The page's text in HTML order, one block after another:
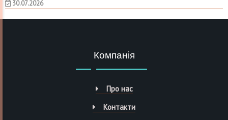
30.07.2026
Компанія
Про нас
Контакти